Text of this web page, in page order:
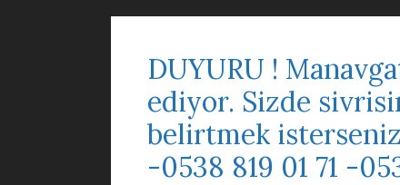
DUYURU !
ediyor. Sizde
belirtmek isterseniz
-0538 819 01 71 -